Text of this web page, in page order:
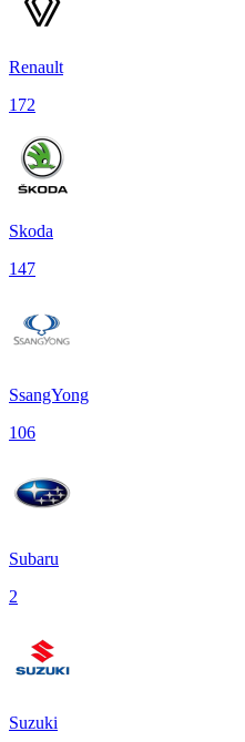
Renault
172
Skoda
147
SsangYong
106
Subaru
2
Suzuki